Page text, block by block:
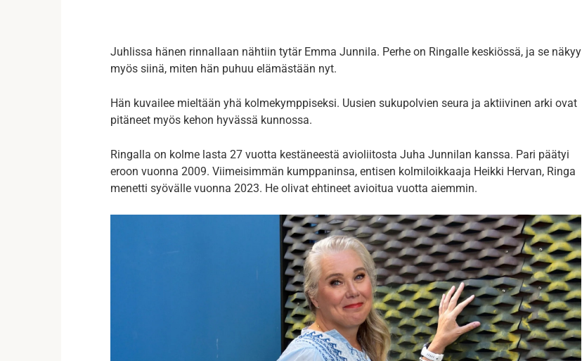
Juhlissa hänen rinnallaan nähtiin tytär Emma Junnila. Perhe on Ringalle keskiössä, ja se näkyy
myös siinä, miten hän puhuu elämästään nyt.
Hän kuvailee mieltään yhä kolmekymppiseksi. Uusien sukupolvien seura ja aktiivinen arki ovat
pitäneet myös kehon hyvässä kunnossa.
Ringalla on kolme lasta 27 vuotta kestäneestä avioliitosta Juha Junnilan kanssa. Pari päätyi
eroon vuonna 2009. Viimeisimmän kumppaninsa, entisen kolmiloikkaaja Heikki Hervan, Ringa
menetti syövälle vuonna 2023. He olivat ehtineet avioitua vuotta aiemmin.